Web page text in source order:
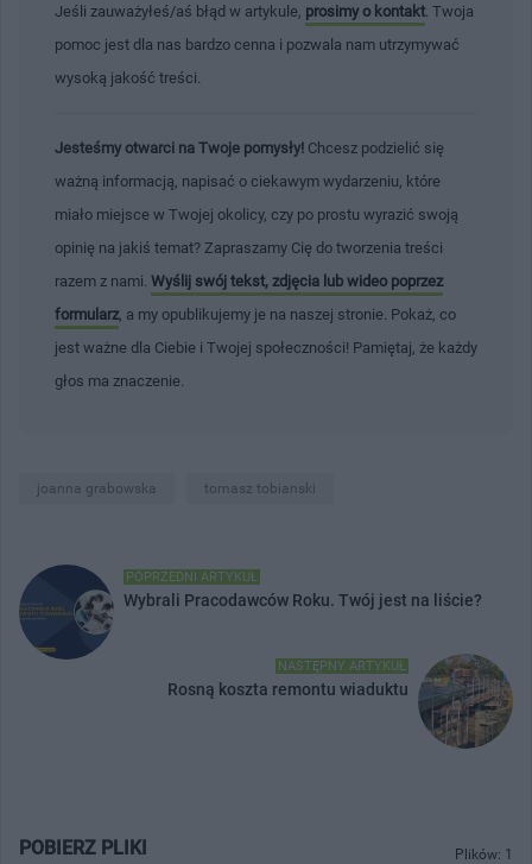
Jeśli zauważyłeś/aś błąd w artykule, prosimy o kontakt . Twoja
pomoc jest dla nas bardzo cenna i pozwala nam utrzymywać
wysoką jakość treści.
Jesteśmy otwarci na Twoje pomysły! Chcesz podzielić się
ważną informacją, napisać o ciekawym wydarzeniu, które
miało miejsce w Twojej okolicy, czy po prostu wyrazić swoją
opinię na jakiś temat? Zapraszamy Cię do tworzenia treści
razem z nami. Wyślij swój tekst, zdjęcia lub wideo poprzez
formularz , a my opublikujemy je na naszej stronie. Pokaż, co
jest ważne dla Ciebie i Twojej społeczności! Pamiętaj, że każdy
głos ma znaczenie.
joanna grabowska tomasz tobianski
POPRZEDNI ARTYKUŁ
Wybrali Pracodawców Roku. Twój jest na liście?
NASTĘPNY ARTYKUŁ
Rosną koszta remontu wiaduktu
Plików: 1
POBIERZ PLIKI